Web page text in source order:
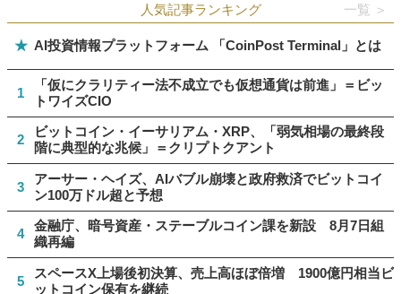
人気記事ランキング 一覧 ＞
★ AI投資情報プラットフォーム 「CoinPost Terminal」とは
1
「仮にクラリティー法不成立でも仮想通貨は前進」＝ビッ
トワイズCIO
2
ビットコイン・イーサリアム・XRP、「弱気相場の最終段
階に典型的な兆候」＝クリプトクアント
3
アーサー・ヘイズ、AIバブル崩壊と政府救済でビットコイ
ン100万ドル超と予想
4
金融庁、暗号資産・ステーブルコイン課を新設 8月7日組
織再編
5
スペースX上場後初決算、売上高ほぼ倍増 1900億円相当ビ
ットコイン保有を継続